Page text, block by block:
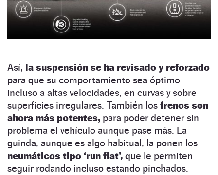
Así, la suspensión se ha revisado y reforzado
para que su comportamiento sea óptimo
incluso a altas velocidades, en curvas y sobre
superficies irregulares. También los frenos son
ahora más potentes, para poder detener sin
problema el vehículo aunque pase más. La
guinda, aunque es algo habitual, la ponen los
neumáticos tipo ‘run flat’, que le permiten
seguir rodando incluso estando pinchados.